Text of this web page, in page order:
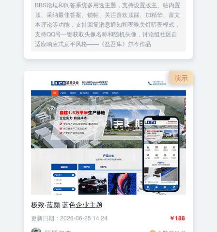
BBS论坛和问答系统多用途主题，支持设置版主、帖内置
顶、采纳最佳答案、锁帖、关注喜欢顶踩、加精华、富文
本评论等功能，支持回复消息通知和夜晚关灯暗夜模式，
支持QQ号一键获取头像名称和随机头像，讨论组社区自
适应响应式扁平风格——《益吾库》尔今作品
演示
极致·蓝颜 蓝色企业主题
￥188
更新日期：2026-06-25 14:24